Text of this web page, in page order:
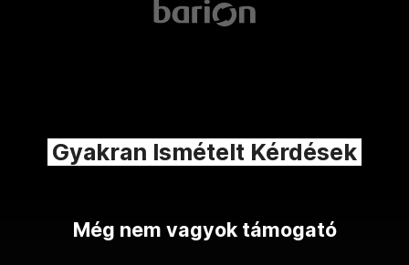
Gyakran Ismételt Kérdések
Még nem vagyok támogató